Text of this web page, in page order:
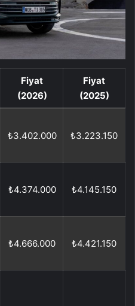
Fiyat
(2026)
Fiyat
(2025)
₺3.402.000 ₺3.223.150
₺4.374.000 ₺4.145.150
₺4.666.000 ₺4.421.150